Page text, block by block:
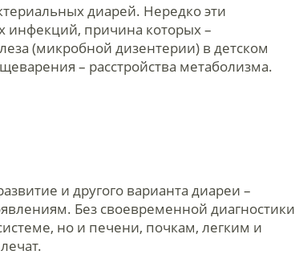
диарей. Нередко эти
причина которых –
(микробной дизентерии) в детском
– расстройства метаболизма.
и другого варианта диареи –
Без своевременной диагностики
но и печени, почкам, легким и